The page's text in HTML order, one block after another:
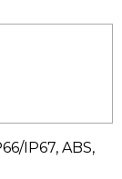
IP67, ABS,